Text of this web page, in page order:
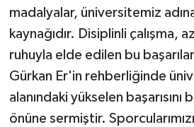
madalyalar, üniversitemiz
kaynağıdır. Disiplinli çalışma,
ruhuyla elde edilen bu
Gürkan Er'in rehberliğinde
alanındaki yükselen
önüne sermiştir.